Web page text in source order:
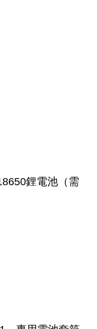
鋰電池（需